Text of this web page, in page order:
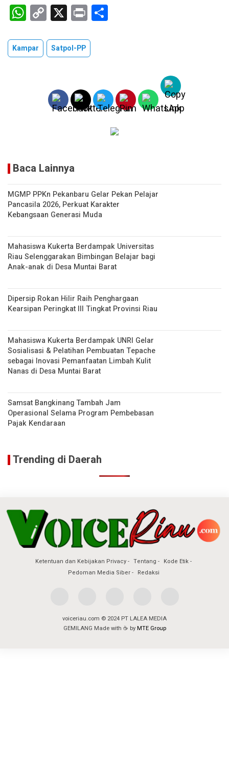
W
h
at
s
C
o
py
Li
k
X Pr
in
t
Kampar Satpol-PP
Baca Lainnya
MGMP PPKn Pekanbaru Gelar Pekan Pelajar
Pancasila 2026, Perkuat Karakter
Kebangsaan Generasi Muda
Mahasiswa Kukerta Berdampak Universitas
Riau Selenggarakan Bimbingan Belajar bagi
Anak-anak di Desa Muntai Barat
Dipersip Rokan Hilir Raih Penghargaan
Kearsipan Peringkat III Tingkat Provinsi Riau
Mahasiswa Kukerta Berdampak UNRI Gelar
Sosialisasi & Pelatihan Pembuatan Tepache
sebagai Inovasi Pemanfaatan Limbah Kulit
Nanas di Desa Muntai Barat
Samsat Bangkinang Tambah Jam
Operasional Selama Program Pembebasan
Pajak Kendaraan
Trending di Daerah
Ketentuan dan Kebijakan Privacy Tentang
Kode Etik
Pedoman Media Siber
Redaksi
voiceriau.com © 2024 PT LALEA MEDIA
GEMILANG Made with ☕ by MTE Group